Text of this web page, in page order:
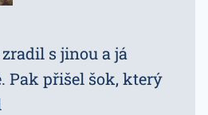
s jinou a já
Pak přišel šok, který